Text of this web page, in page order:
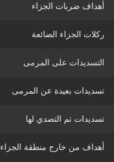
أهداف ضربات الجزاء
ركلات الجزاء الضائعة
التسديدات على المرمى
تسديدات بعيدة عن المرمى
تسديدات تم التصدي لها
أهداف من خارج منطقة الجزاء